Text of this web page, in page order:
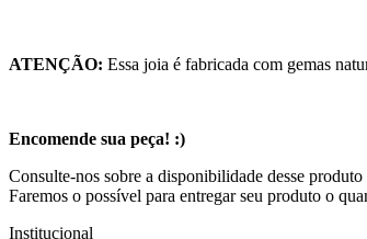
ATENÇÃO: Essa joia é fabricada com gemas
Encomende sua peça! :)
Consulte-nos sobre a disponibilidade desse
Faremos o possível para entregar seu produto o
Institucional